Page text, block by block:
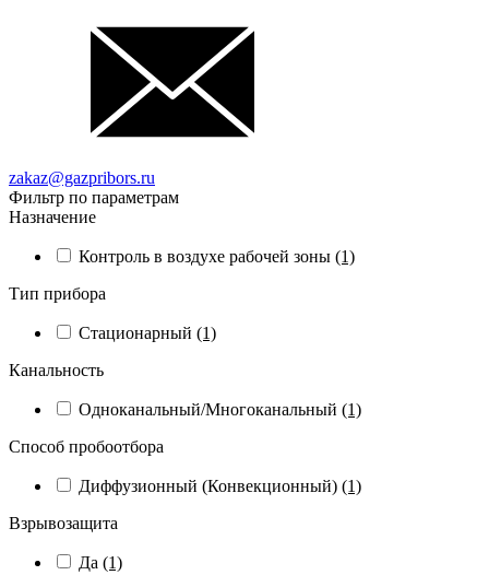
zakaz@gazpribors.ru
Фильтр по параметрам
Назначение
Контроль в воздухе рабочей зоны (1)
Тип прибора
Стационарный (1)
Канальность
Одноканальный/Многоканальный (1)
Способ пробоотбора
Диффузионный (Конвекционный) (1)
Взрывозащита
Да (1)